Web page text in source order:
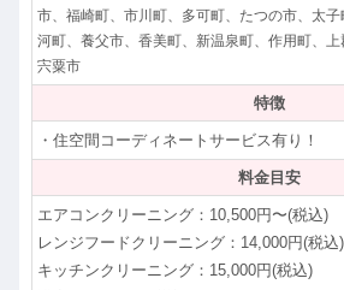
市、福崎町、市川町、多可町、たつの市、太
河町、養父市、香美町、新温泉町、作用町、上
宍粟市
特徴
・住空間コーディネートサービス有り！
料金目安
エアコンクリーニング：10,500円〜(税込)
レンジフードクリーニング：14,000円(税込)
キッチンクリーニング：15,000円(税込)